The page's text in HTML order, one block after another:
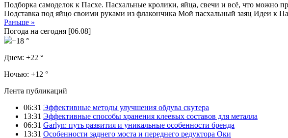
Подборка самоделок к Пасхе. Пасхальные кролики, яйца, свечи и всё, что
Подставка под яйцо своими руками из флакончика Мой пасхальный заяц Идеи к
Раньше »
Погода на сегодня [06.08]
+18 °
Днем: +22 °
Ночью: +12 °
Лента публикаций
06:31 Эффективные методы улучшения обдува скутера
13:31 Эффективные способы хранения клеевых составов для металла
06:31 Garlyn: путь развития и уникальные особенности бренда
13:31 Особенности заднего моста и переднего редуктора Оки